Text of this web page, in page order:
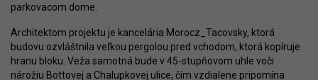
parkovacom dome.
Architektom projektu je kancelária Morocz_Tacovsky, ktorá
budovu ozvláštnila veľkou pergolou pred vchodom, ktorá kopíruje
hranu bloku. Veža samotná bude v 45-stupňovom uhle voči
nárožiu Bottovej a Chalupkovej ulice, čím vzdialene pripomína